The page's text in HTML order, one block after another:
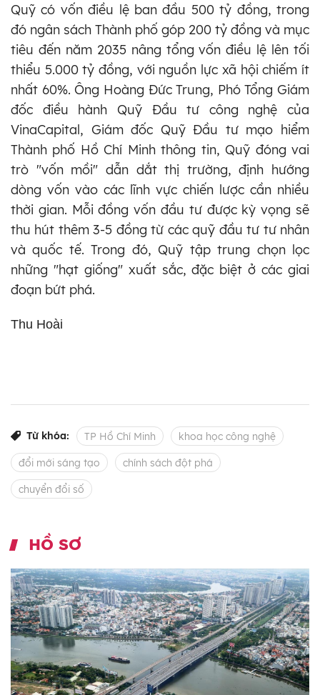
Quỹ có vốn điều lệ ban đầu 500 tỷ đồng, trong
đó ngân sách Thành phố góp 200 tỷ đồng và mục
tiêu đến năm 2035 nâng tổng vốn điều lệ lên tối
thiểu 5.000 tỷ đồng, với nguồn lực xã hội chiếm ít
nhất 60%. Ông Hoàng Đức Trung, Phó Tổng Giám
đốc điều hành Quỹ Đầu tư công nghệ của
VinaCapital, Giám đốc Quỹ Đầu tư mạo hiểm
Thành phố Hồ Chí Minh thông tin, Quỹ đóng vai
trò "vốn mồi" dẫn dắt thị trường, định hướng
dòng vốn vào các lĩnh vực chiến lược cần nhiều
thời gian. Mỗi đồng vốn đầu tư được kỳ vọng sẽ
thu hút thêm 3-5 đồng từ các quỹ đầu tư tư nhân
và quốc tế. Trong đó, Quỹ tập trung chọn lọc
những "hạt giống" xuất sắc, đặc biệt ở các giai
đoạn bứt phá.
Thu Hoài
Từ khóa: TP Hồ Chí Minh khoa học công nghệ
đổi mới sáng tạo chính sách đột phá
chuyển đổi số
HỒ SƠ